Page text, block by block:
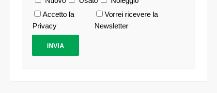
Accetto la
Privacy
Vorrei ricevere la
Newsletter